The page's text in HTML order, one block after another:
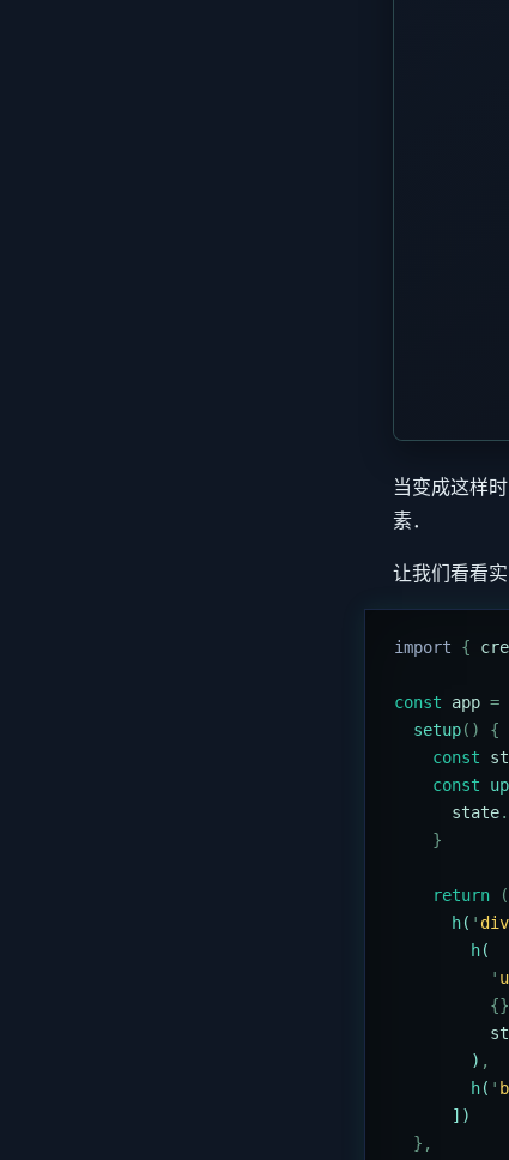
当变成这样
素．
让我们看看实
import {
const app =
  setup
()
{
    const
    const
      state
.
    }
    return
      h
( ' div
        h
(
          '
        )
,
        h
( '
      ])
  },